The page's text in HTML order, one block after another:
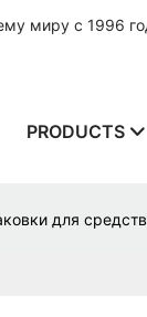
миру с 1996
PRODUCTS
для